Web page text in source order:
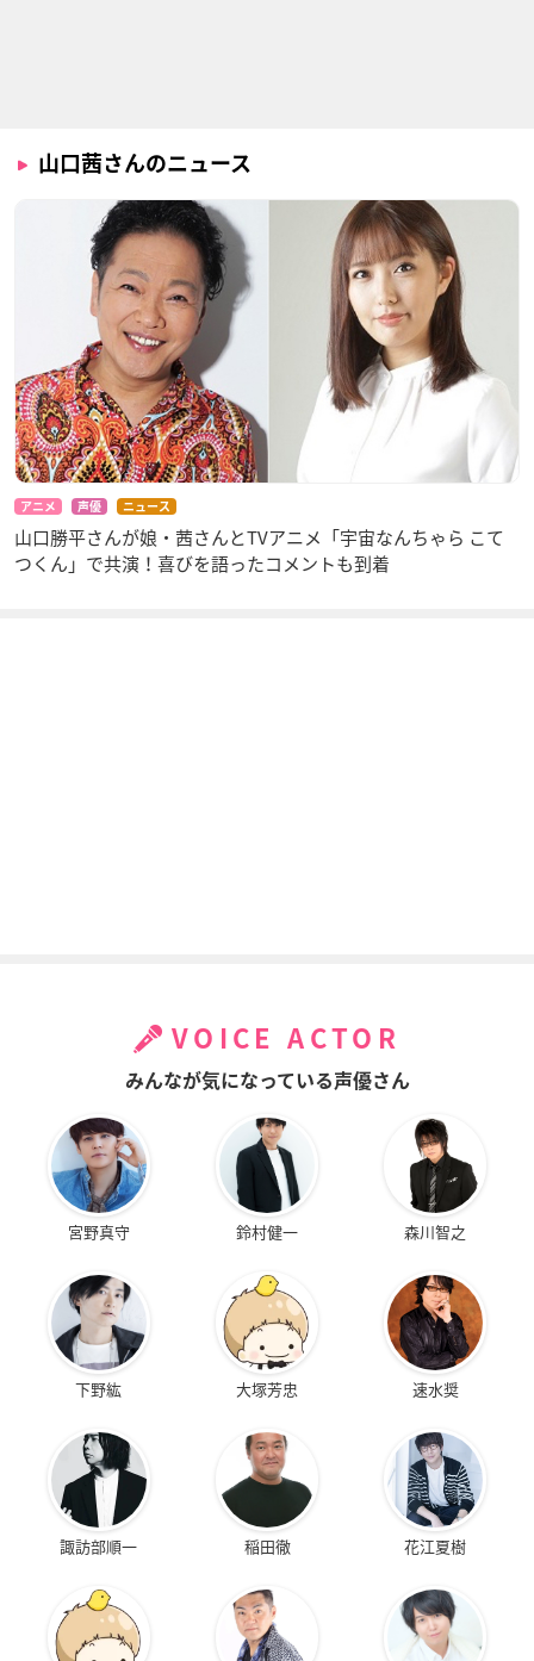
山口茜さんのニュース
アニメ 声優 ニュース
山口勝平さんが娘・茜さんとTVアニメ「宇宙なんちゃら こて
つくん」で共演！喜びを語ったコメントも到着
VOICE ACTOR
みんなが気になっている声優さん
宮野真守 鈴村健一 森川智之
下野紘 大塚芳忠 速水奨
諏訪部順一 稲田徹 花江夏樹